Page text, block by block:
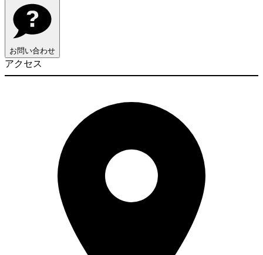
お問い合わせ
アクセス